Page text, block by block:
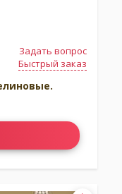
Задать вопрос
Быстрый заказ